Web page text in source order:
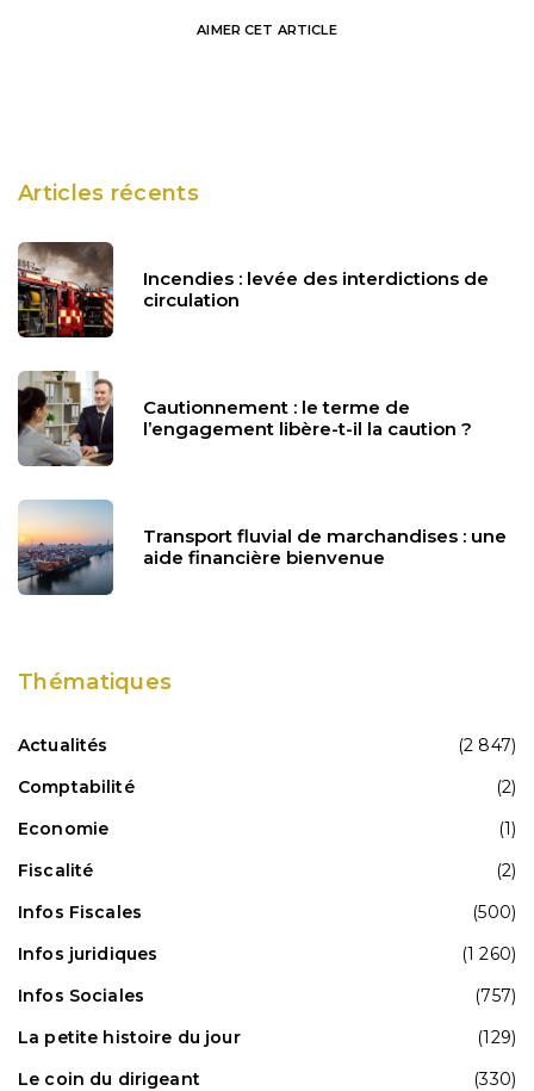
AIMER CET ARTICLE
Articles récents
Incendies : levée des interdictions de
circulation
Cautionnement : le terme de
l’engagement libère-t-il la caution ?
Transport fluvial de marchandises : une
aide financière bienvenue
Thématiques
Actualités
(2 847)
Comptabilité
(2)
Economie
(1)
Fiscalité
(2)
Infos Fiscales
(500)
Infos juridiques
(1 260)
Infos Sociales
(757)
La petite histoire du jour
(129)
Le coin du dirigeant
(330)